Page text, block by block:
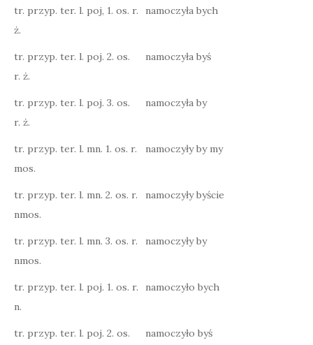
tr. przyp. ter. l. poj, 1. os. r.
ż.
namoczyła bych
tr. przyp. ter. l. poj. 2. os.
r. ż.
namoczyła byś
tr. przyp. ter. l. poj. 3. os.
r. ż.
namoczyła by
tr. przyp. ter. l. mn. 1. os. r.
mos.
namoczyły by my
tr. przyp. ter. l. mn. 2. os. r.
nmos.
namoczyły byście
tr. przyp. ter. l. mn. 3. os. r.
nmos.
namoczyły by
tr. przyp. ter. l. poj. 1. os. r.
n.
namoczyło bych
tr. przyp. ter. l. poj. 2. os.
namoczyło byś